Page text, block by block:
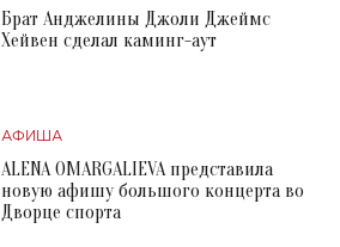
Брат Анджелины Джоли Джеймс
Хейвен сделал каминг-аут
АФИША
ALENA OMARGALIEVA представила
новую афишу большого концерта во
Дворце спорта